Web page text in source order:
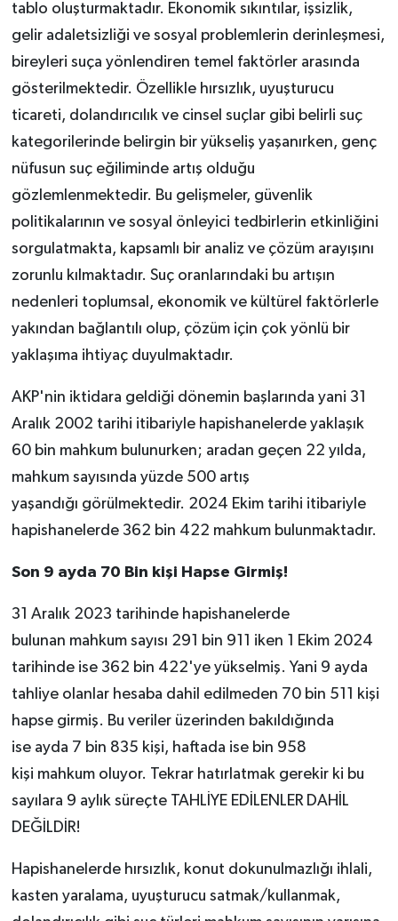
tablo oluşturmaktadır. Ekonomik sıkıntılar, işsizlik,
gelir adaletsizliği ve sosyal problemlerin derinleşmesi,
bireyleri suça yönlendiren temel faktörler arasında
gösterilmektedir. Özellikle hırsızlık, uyuşturucu
ticareti, dolandırıcılık ve cinsel suçlar gibi belirli suç
kategorilerinde belirgin bir yükseliş yaşanırken, genç
nüfusun suç eğiliminde artış olduğu
gözlemlenmektedir. Bu gelişmeler, güvenlik
politikalarının ve sosyal önleyici tedbirlerin etkinliğini
sorgulatmakta, kapsamlı bir analiz ve çözüm arayışını
zorunlu kılmaktadır. Suç oranlarındaki bu artışın
nedenleri toplumsal, ekonomik ve kültürel faktörlerle
yakından bağlantılı olup, çözüm için çok yönlü bir
yaklaşıma ihtiyaç duyulmaktadır.
AKP'nin iktidara geldiği dönemin başlarında yani 31
Aralık 2002 tarihi itibariyle hapishanelerde yaklaşık
60 bin mahkum bulunurken; aradan geçen 22 yılda,
mahkum sayısında yüzde 500 artış
yaşandığı görülmektedir. 2024 Ekim tarihi itibariyle
hapishanelerde 362 bin 422 mahkum bulunmaktadır.
Son 9 ayda 70 Bin kişi Hapse Girmiş!
31 Aralık 2023 tarihinde hapishanelerde
bulunan mahkum sayısı 291 bin 911 iken 1 Ekim 2024
tarihinde ise 362 bin 422'ye yükselmiş. Yani 9 ayda
tahliye olanlar hesaba dahil edilmeden 70 bin 511 kişi
hapse girmiş. Bu veriler üzerinden bakıldığında
ise ayda 7 bin 835 kişi, haftada ise bin 958
kişi mahkum oluyor. Tekrar hatırlatmak gerekir ki bu
sayılara 9 aylık süreçte TAHLİYE EDİLENLER DAHİL
DEĞİLDİR!
Hapishanelerde hırsızlık, konut dokunulmazlığı ihlali,
kasten yaralama, uyuşturucu satmak/kullanmak,